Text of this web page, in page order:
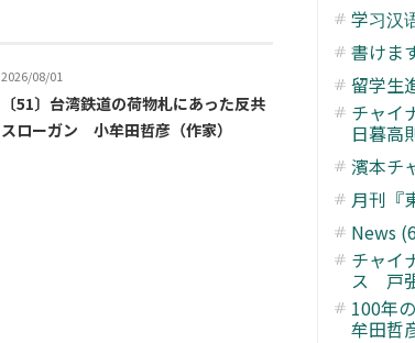
2026/08/01
〔51〕台湾鉄道の荷物札にあった反共
スローガン 小牟田哲彦（作家）
学习汉
書けま
留学生
チャイ
日暮高
濱本チ
月刊『
News
チャイ
ス 戸
100年
牟田哲